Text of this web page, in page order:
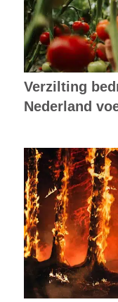
Verzilting
Nederland